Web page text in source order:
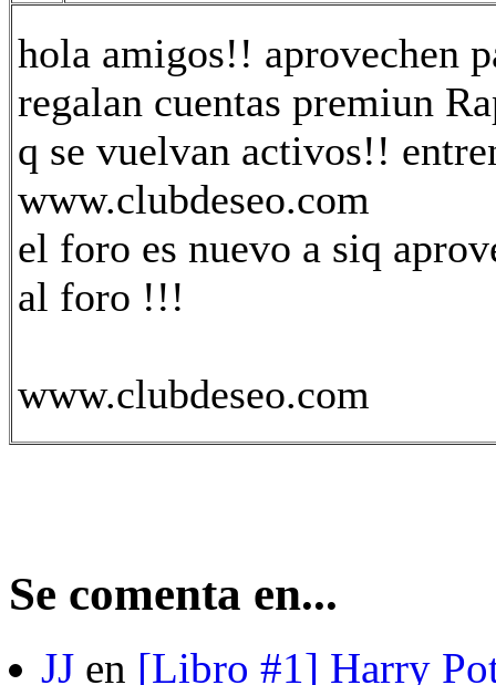
hola amigos!! aprovechen
regalan cuentas premiun
q se vuelvan activos!!
www.clubdeseo.com
el foro es nuevo a siq
al foro !!!
www.clubdeseo.com
Se comenta en...
JJ en [Libro #1] Harry